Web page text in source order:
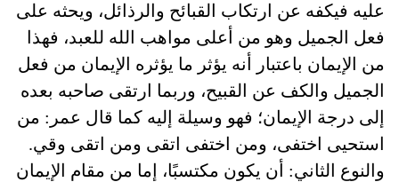
عليه فيكفه عن ارتكاب القبائح والرذائل، ويحثه على
فعل الجميل وهو من أعلى مواهب الله للعبد، فهذا
من الإيمان باعتبار أنه يؤثر ما يؤثره الإيمان من فعل
الجميل والكف عن القبيح، وربما ارتقى صاحبه بعده
إلى درجة الإيمان؛ فهو وسيلة إليه كما قال عمر: من
استحيى اختفى، ومن اختفى اتقى ومن اتقى وقي.
والنوع الثاني: أن يكون مكتسبًا، إما من مقام الإيمان